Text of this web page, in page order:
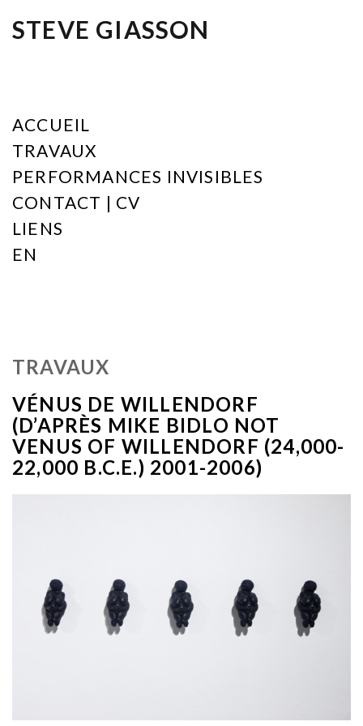
STEVE GIASSON
ACCUEIL
TRAVAUX
PERFORMANCES INVISIBLES
CONTACT | CV
LIENS
EN
TRAVAUX
VÉNUS DE WILLENDORF
(D’APRÈS MIKE BIDLO NOT
VENUS OF WILLENDORF (24,000-
22,000 B.C.E.) 2001-2006)